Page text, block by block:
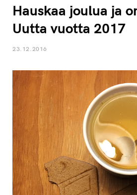
Hauskaa joulua ja
Uutta vuotta 2017
23.12.2016